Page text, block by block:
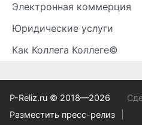
Электронная коммерция
Юридические услуги
Как Коллега Коллеге©
P-Reliz.ru © 2018—2026
Разместить пресс-релиз